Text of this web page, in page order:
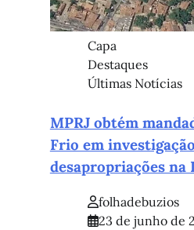
Capa
Destaques
Últimas Notícias
MPRJ obtém
Frio em
desapropriações na
folhadebuzios
23 de junho de